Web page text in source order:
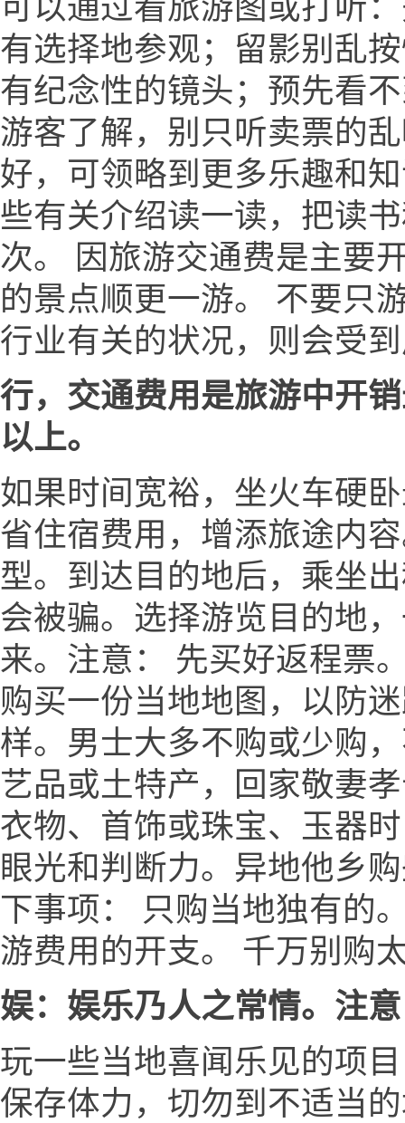
可以通过看旅游图或打听
有选择地参观；留影别乱
有纪念性的镜头；预先看
游客了解，别只听卖票的
好，可领略到更多乐趣和
些有关介绍读一读，把读
次。 因旅游交通费是主要
的景点顺更一游。 不要只
行业有关的状况，则会受
行，交通费用是旅游中开
以上。
如果时间宽裕，坐火车硬
省住宿费用，增添旅途内
型。到达目的地后，乘坐
会被骗。选择游览目的地
来。注意： 先买好返程票
购买一份当地地图，以防
样。男士大多不购或少购
艺品或土特产，回家敬妻
衣物、首饰或珠宝、玉器
眼光和判断力。异地他乡
下事项： 只购当地独有的
游费用的开支。 千万别购
娱：娱乐乃人之常情。注
玩一些当地喜闻乐见的项
保存体力，切勿到不适当